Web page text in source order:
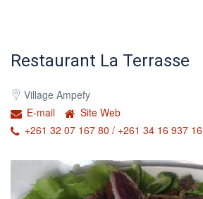
Restaurant La Terrasse
Village Ampefy
E-mail
Site Web
+261 32 07 167 80 / +261 34 16 937 16